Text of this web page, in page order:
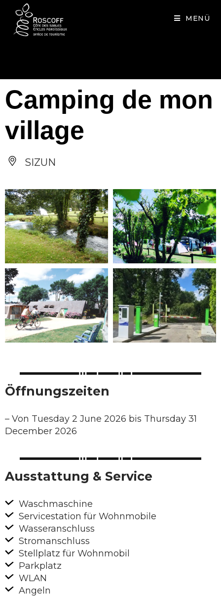
MENÜ
Camping de mon
village
SIZUN
Öffnungszeiten
– Von Tuesday 2 June 2026 bis Thursday 31
December 2026
Ausstattung & Service
Waschmaschine
Servicestation für Wohnmobile
Wasseranschluss
Stromanschluss
Stellplatz für Wohnmobil
Parkplatz
WLAN
Angeln
Cookies management panel